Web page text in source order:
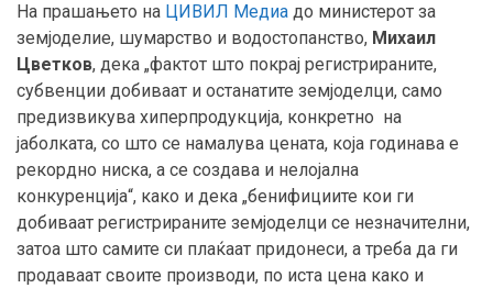
На прашањето на ЦИВИЛ Медиа до министерот за
земјоделие, шумарство и водостопанство, Михаил
Цветков, дека „фактот што покрај регистрираните,
субвенции добиваат и останатите земјоделци, само
предизвикува хиперпродукција, конкретно на
јаболката, со што се намалува цената, која годинава е
рекордно ниска, а се создава и нелојална
конкуренција“, како и дека „бенифициите кои ги
добиваат регистрираните земјоделци се незначителни,
затоа што самите си плаќаат придонеси, а треба да ги
продаваат своите производи, по иста цена како и